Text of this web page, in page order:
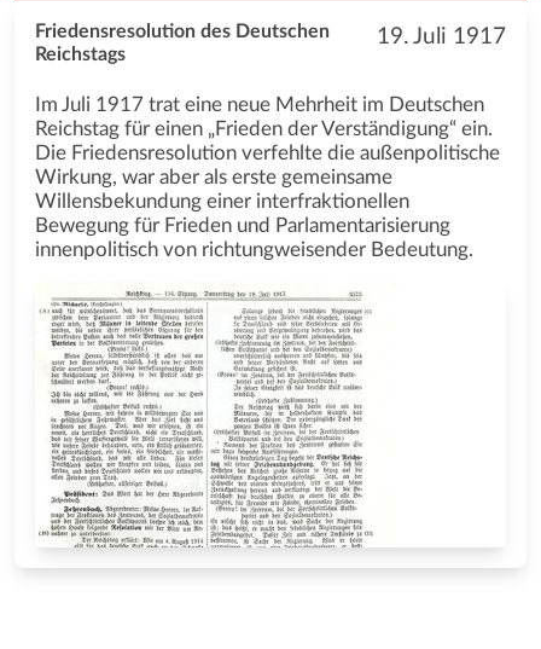
19. Juli 1917
Friedensresolution des Deutschen
Reichstags
Im Juli 1917 trat eine neue Mehrheit im Deutschen
Reichstag für einen „Frieden der Verständigung“ ein.
Die Friedensresolution verfehlte die außenpolitische
Wirkung, war aber als erste gemeinsame
Willensbekundung einer interfraktionellen
Bewegung für Frieden und Parlamentarisierung
innenpolitisch von richtungweisender Bedeutung.